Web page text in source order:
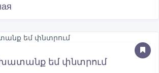
եմ փնտրում